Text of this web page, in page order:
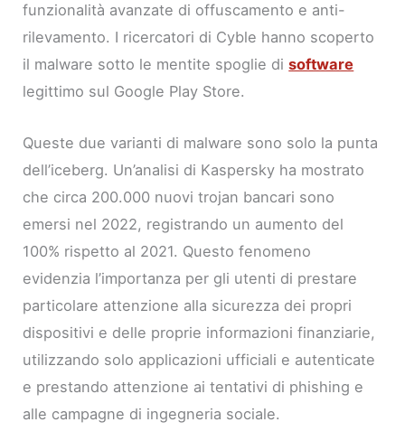
funzionalità avanzate di offuscamento e anti-
rilevamento. I ricercatori di Cyble hanno scoperto
il malware sotto le mentite spoglie disoftware
legittimo sul Google Play Store.
Queste due varianti di malware sono solo la punta
dell’iceberg. Un’analisi di Kaspersky ha mostrato
che circa 200.000 nuovi trojan bancari sono
emersi nel 2022, registrando un aumento del
100% rispetto al 2021. Questo fenomeno
evidenzia l’importanza per gli utenti di prestare
particolare attenzione alla sicurezza dei propri
dispositivi e delle proprie informazioni finanziarie,
utilizzando solo applicazioni ufficiali e autenticate
e prestando attenzione ai tentativi di phishing e
alle campagne di ingegneria sociale.